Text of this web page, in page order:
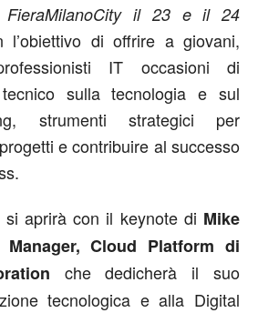
FieraMilanoCity il 23 e il 24
l’obiettivo di offrire a giovani,
IT occasioni di
tecnico sulla tecnologia e sul
strumenti strategici per
e contribuire al successo
aprirà con il keynote di Mike
Manager, Cloud Platform di
che dedicherà il suo
tecnologica e alla Digital